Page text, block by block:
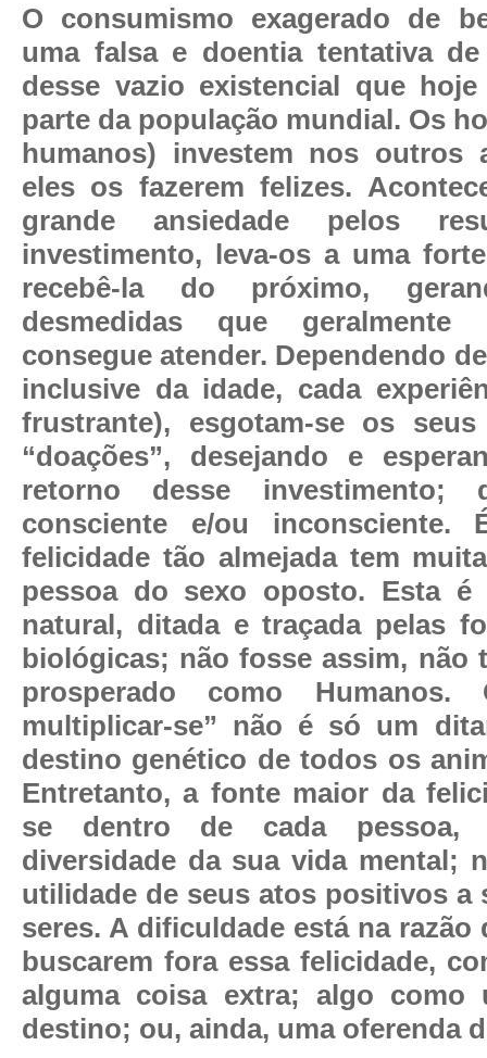
O consumismo exagerado de
uma falsa e doentia tentativa de
desse vazio existencial que
parte da população mundial. Os
humanos) investem nos outros
eles os fazerem felizes.
grande ansiedade pelos
investimento, leva-os a uma
recebê-la do próximo,
desmedidas que
consegue atender. Dependendo
inclusive da idade, cada
frustrante), esgotam-se os
“doações”, desejando e
retorno desse
consciente e/ou
felicidade tão almejada tem
pessoa do sexo oposto. Esta é
natural, ditada e traçada pelas
biológicas; não fosse assim, não
prosperado como
multiplicar-se” não é só um
destino genético de todos os
Entretanto, a fonte maior da
se dentro de cada pessoa,
diversidade da sua vida mental;
utilidade de seus atos positivos a
seres. A dificuldade está na razão
buscarem fora essa felicidade,
alguma coisa extra; algo como
destino; ou, ainda, uma oferenda